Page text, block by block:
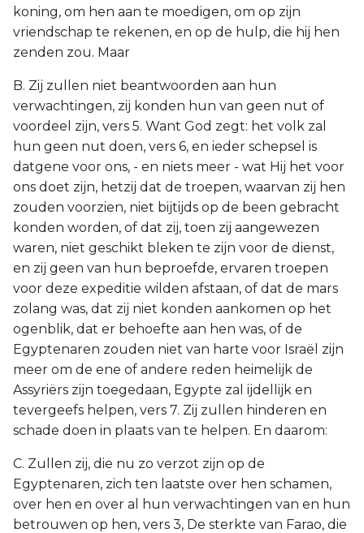
koning, om hen aan te moedigen, om op zijn
vriendschap te rekenen, en op de hulp, die hij hen
zenden zou. Maar
B. Zij zullen niet beantwoorden aan hun
verwachtingen, zij konden hun van geen nut of
voordeel zijn, vers 5. Want God zegt: het volk zal
hun geen nut doen, vers 6, en ieder schepsel is
datgene voor ons, - en niets meer - wat Hij het voor
ons doet zijn, hetzij dat de troepen, waarvan zij hen
zouden voorzien, niet bijtijds op de been gebracht
konden worden, of dat zij, toen zij aangewezen
waren, niet geschikt bleken te zijn voor de dienst,
en zij geen van hun beproefde, ervaren troepen
voor deze expeditie wilden afstaan, of dat de mars
zolang was, dat zij niet konden aankomen op het
ogenblik, dat er behoefte aan hen was, of de
Egyptenaren zouden niet van harte voor Israël zijn
meer om de ene of andere reden heimelijk de
Assyriërs zijn toegedaan, Egypte zal ijdellijk en
tevergeefs helpen, vers 7. Zij zullen hinderen en
schade doen in plaats van te helpen. En daarom:
C. Zullen zij, die nu zo verzot zijn op de
Egyptenaren, zich ten laatste over hen schamen,
over hen en over al hun verwachtingen van en hun
betrouwen op hen, vers 3, De sterkte van Farao, die